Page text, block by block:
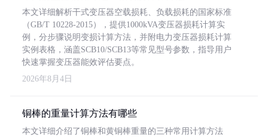
本文详细解析干式变压器空载损耗、负载损耗的国家标准
（GB/T 10228-2015），提供1000kVA变压器损耗计算实
例，分步骤说明变损计算方法，并附电力变压器损耗计算
实例表格，涵盖SCB10/SCB13等常见型号参数，指导用户
快速掌握变压器能效评估要点。
2026年8月4日
铜棒的重量计算方法有哪些
本文详细介绍了铜棒和黄铜棒重量的三种常用计算方法